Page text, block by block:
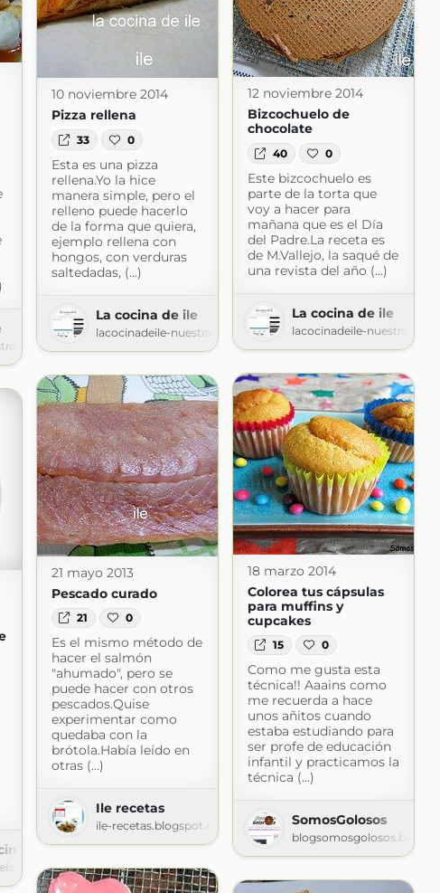
12 noviembre 2014
Bizcochuelo de
chocolate
40 0
Este bizcochuelo es
parte de la torta que
voy a hacer para
mañana que es el Día
del Padre.La receta es
de M.Vallejo, la saqué de
una revista del año (...)
La cocina de ile
lacocinadeile-
10 noviembre 2014
Pizza rellena
33 0
Esta es una pizza
rellena.Yo la hice
manera simple, pero el
relleno puede hacerlo
de la forma que quiera,
ejemplo rellena con
hongos, con verduras
saltedadas, (...)
La cocina de ile
lacocinadeile-nuestrasrecetas.blogspot.com
18 marzo 2014
Colorea tus cápsulas
para muffins y
cupcakes
15 0
Como me gusta esta
técnica!! Aaains como
me recuerda a hace
unos añitos cuando
estaba estudiando para
ser profe de educación
infantil y practicamos la
técnica (...)
SomosGolosos
21 mayo 2013
Pescado curado
21 0
Es el mismo método de
hacer el salmón
"ahumado", pero se
puede hacer con otros
pescados.Quise
experimentar como
quedaba con la
brótola.Había leído en
otras (...)
Ile recetas
ile-recetas.blogspot.com
y más